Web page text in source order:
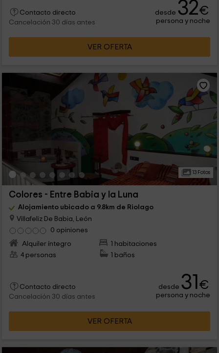
Contacto directo
Cancelación 30 días antes
desde 32€
persona y noche
VER OFERTA
13 Fotos
Colores - Entre Babia y la Luna
Alojamiento ubicado a 9.8km de Riolago
Villafeliz De Babia, León
0 opiniones
Alquiler íntegro
1 habitaciones
4 personas
1 baños
Contacto directo
Cancelación 30 días antes
desde 31€
persona y noche
VER OFERTA